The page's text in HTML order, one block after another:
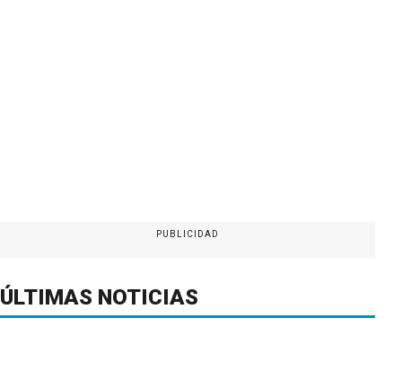
PUBLICIDAD
ÚLTIMAS NOTICIAS